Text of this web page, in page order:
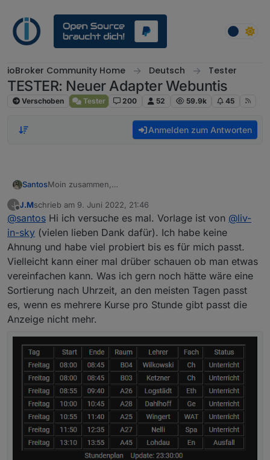
ioBroker Community Home Deutsch Tester
TESTER: Neuer Adapter Webuntis
Verschoben Tester 200 52 59.9k 45
Anmelden zum Antworten
SantosMoin zusammen,
Ich habe noch keine Idee, wie man es am besten
darstellen kann. Vielleicht teilt jemand sein Projekt mit
uns und gibt uns neue Inspirationen.
Gruß
Ole
J
Offline
J.Mschrieb am 9. Juni 2022, 21:46
zuletzt editiert von
@santos Hi ich versuche es mal. Vorlage ist von @liv-
in-sky (vielen lieben Dank dafür). Ich habe keine
Ahnung und habe viel probiert bis es für mich passt.
Vielleicht kann einer mal drüber schauen ob man etwas
vereinfachen kann. Was ich gern noch hätte wäre eine
Sortierung nach Uhrzeit, an den meisten Tagen passt
es, wenn es mehrere Kurse pro Stunde gibt passt die
Anzeige nicht mehr.